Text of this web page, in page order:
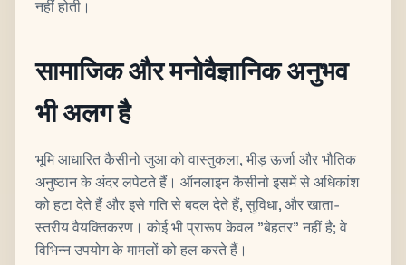
नहीं होती।
सामाजिक और मनोवैज्ञानिक अनुभव
भी अलग है
भूमि आधारित कैसीनो जुआ को वास्तुकला, भीड़ ऊर्जा और भौतिक
अनुष्ठान के अंदर लपेटते हैं। ऑनलाइन कैसीनो इसमें से अधिकांश
को हटा देते हैं और इसे गति से बदल देते हैं, सुविधा, और खाता-
स्तरीय वैयक्तिकरण। कोई भी प्रारूप केवल "बेहतर" नहीं है; वे
विभिन्न उपयोग के मामलों को हल करते हैं।